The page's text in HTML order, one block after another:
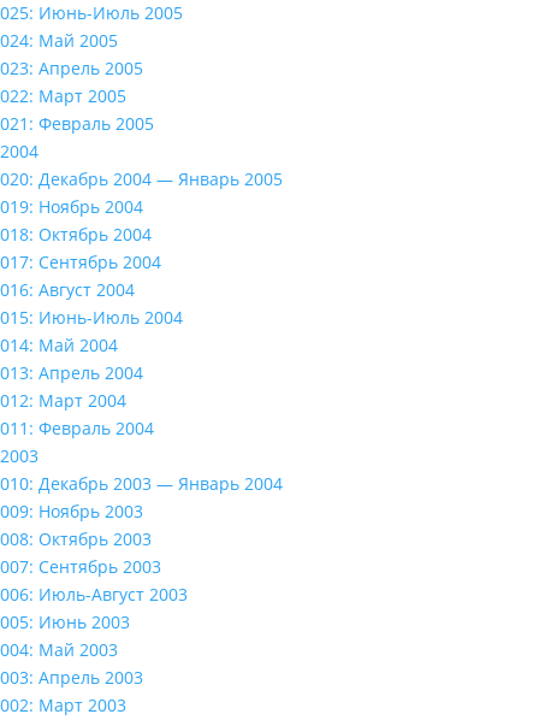
025: Июнь-Июль 2005
024: Май 2005
023: Апрель 2005
022: Март 2005
021: Февраль 2005
2004
020: Декабрь 2004 — Январь 2005
019: Ноябрь 2004
018: Октябрь 2004
017: Сентябрь 2004
016: Август 2004
015: Июнь-Июль 2004
014: Май 2004
013: Апрель 2004
012: Март 2004
011: Февраль 2004
2003
010: Декабрь 2003 — Январь 2004
009: Ноябрь 2003
008: Октябрь 2003
007: Сентябрь 2003
006: Июль-Август 2003
005: Июнь 2003
004: Май 2003
003: Апрель 2003
002: Март 2003